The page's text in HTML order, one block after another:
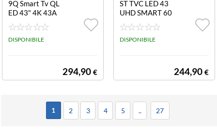
9Q Smart Tv QL
ED 43" 4K 43A
79Q Tv 43 QLE
D Smart 4 K Ult
ra HD DVBT2/S
DISPONIBILE
294,90 €
ST TVC LED 43
UHD SMART 60
HZ HDR10+ HD
MI 2.1 DOLBY
VISION BT
DISPONIBILE
244,90 €
1 2 3 4 5 .. 27